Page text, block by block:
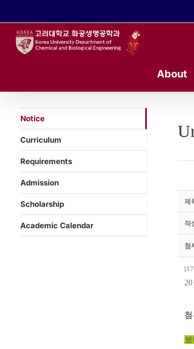
About
제
작
첨
Notice
Curriculum
Requirements
Admission
Scholarship
Academic Calendar